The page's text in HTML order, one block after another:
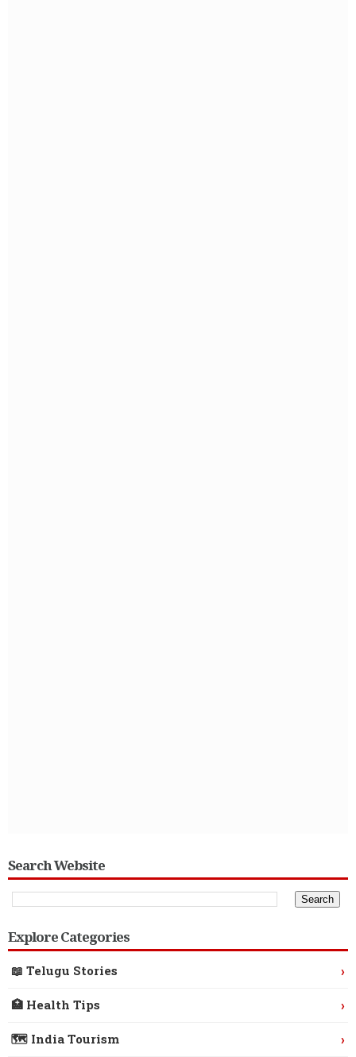
Search Website
Explore Categories
📖 Telugu Stories ›
🏥 Health Tips ›
🗺️ India Tourism ›